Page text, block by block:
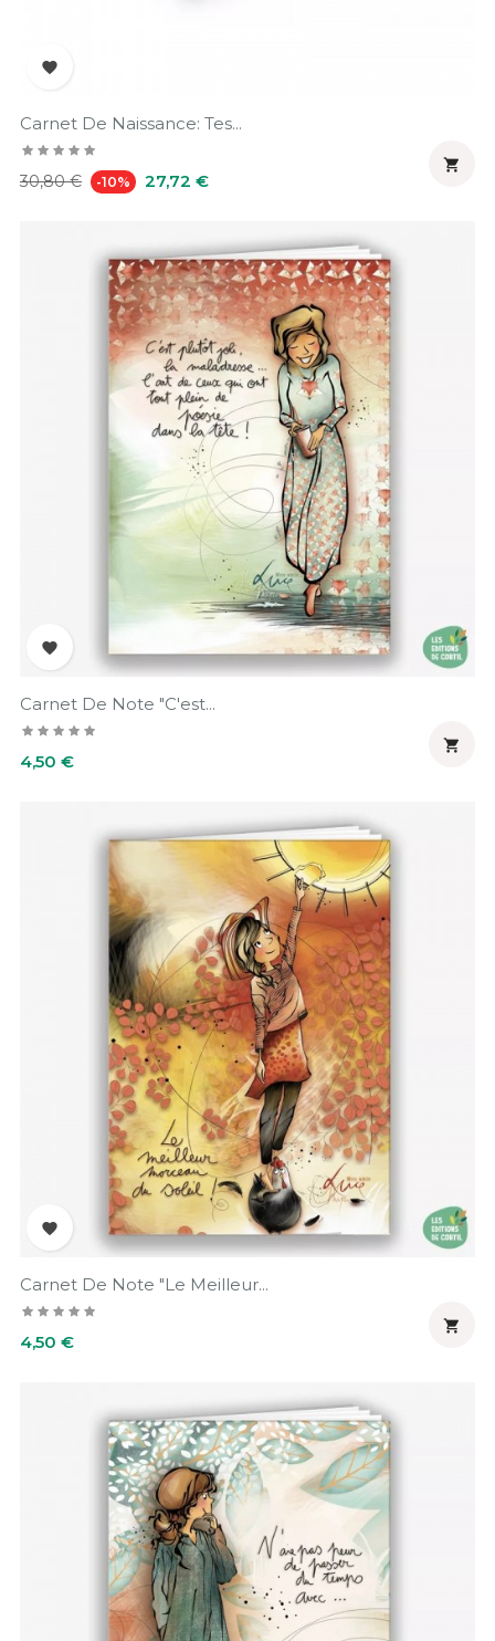

Carnet De Naissance: Tes...
Prix
30,80 € -10% Prix
27,72 €


Carnet De Note "C'est...
Prix
4,50 €


Carnet De Note "Le Meilleur...
Prix
4,50 €
